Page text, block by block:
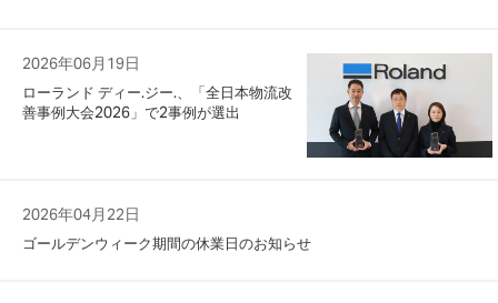
2026年06月19日
ローランド ディー.ジー.、「全日本物流改
善事例大会2026」で2事例が選出
2026年04月22日
ゴールデンウィーク期間の休業日のお知らせ